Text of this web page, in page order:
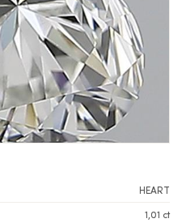
HEART
1,01 ct